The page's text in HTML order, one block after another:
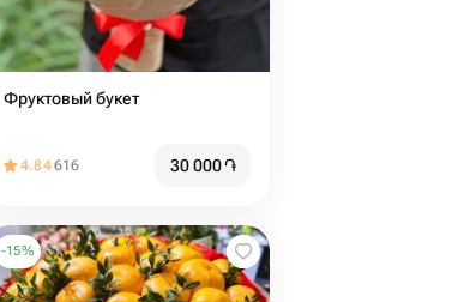
Фруктовый букет
4.84616 30 000֏
-15%